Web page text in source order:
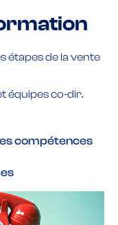
étapes de la vente
équipes co-dir.
compétences